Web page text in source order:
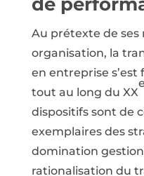
Au prétexte de ses
organisation, la
en entreprise
tout au long du XX
e
dispositifs sont de
exemplaires des
domination
rationalisation du